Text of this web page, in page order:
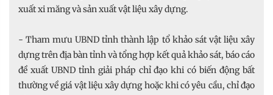
xuất xi măng và sản xuất vật liệu xây dựng.
- Tham mưu UBND tỉnh thành lập tổ khảo sát vật liệu xây
dựng trên địa bàn tỉnh và tổng hợp kết quả khảo sát, báo cáo
đề xuất UBND tỉnh giải pháp chỉ đạo khi có biến động bất
thường về giá vật liệu xây dựng hoặc khi có yêu cầu, chỉ đạo